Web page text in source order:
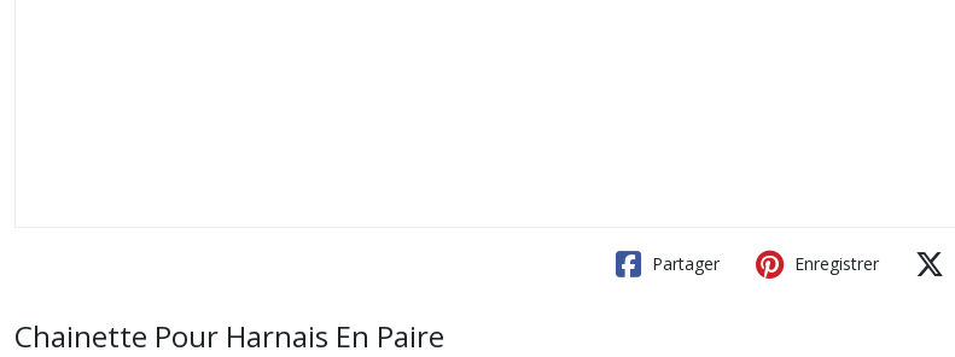
Partager Enregistrer
Chainette Pour Harnais En Paire